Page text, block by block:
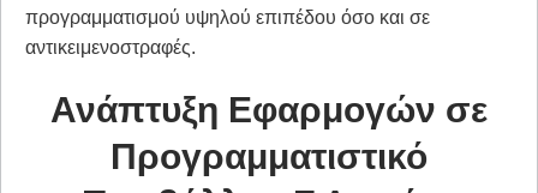
προγραμματισμού υψηλού επιπέδου όσο και σε
αντικειμενοστραφές.
Ανάπτυξη Εφαρμογών σε
Προγραμματιστικό